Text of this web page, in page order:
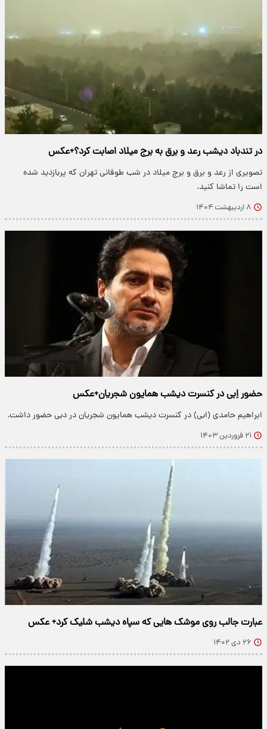
در تندباد دیشب رعد و برق به برج میلاد اصابت کرد؟+عکس
​تصویری از رعد و برق و برج میلاد در شب طوفانی تهران که پربازدید شده
است را تماشا کنید.
۸ اردیبهشت ۱۴۰۴
حضور اِبی در کنسرت دیشب همایون شجریان+عکس
ابراهیم حامدی (ابی) در کنسرت دیشب همایون شجریان در دبی حضور داشت.
۲۱ فروردین ۱۴۰۳
عبارت جالب روی موشک هایی که سپاه دیشب شلیک کرد+ عکس
۲۶ دی ۱۴۰۲